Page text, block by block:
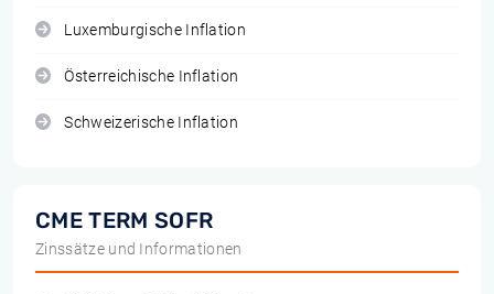
Luxemburgische Inflation
Österreichische Inflation
Schweizerische Inflation
CME TERM SOFR
Zinssätze und Informationen